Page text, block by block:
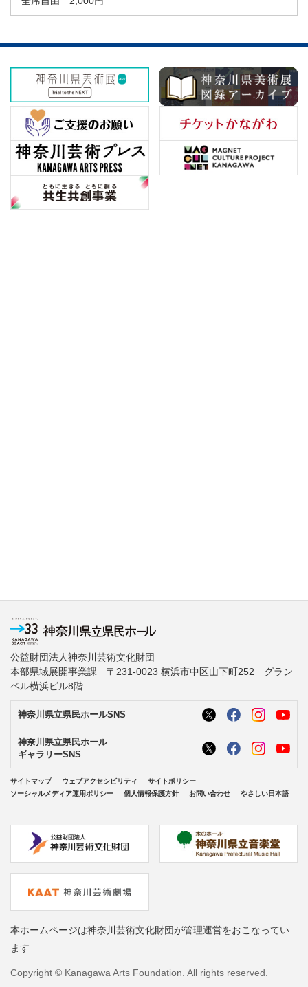
公益財団法人神奈川芸術文化財団
本部県域展開事業課 〒231-0023 横浜市中区山下町252 グラン
ベル横浜ビル8階
神奈川県立県民ホールSNS
神奈川県立県民ホール
ギャラリーSNS
サイトマップ ウェブアクセシビリティ
サイトポリシー
ソーシャルメディア運用ポリシー
個人情報保護方針 お問い合わせ やさしい日本語
本ホームページは神奈川芸術文化財団が管理運営をおこなってい
ます
Copyright © Kanagawa Arts Foundation. All rights reserved.